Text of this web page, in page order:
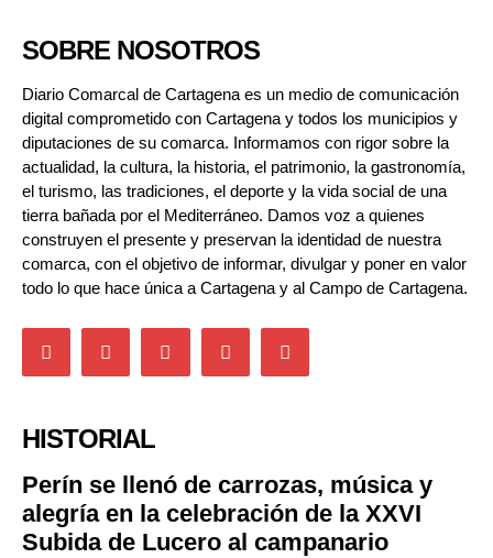
SOBRE NOSOTROS
Diario Comarcal de Cartagena es un medio de comunicación
digital comprometido con Cartagena y todos los municipios y
diputaciones de su comarca. Informamos con rigor sobre la
actualidad, la cultura, la historia, el patrimonio, la gastronomía,
el turismo, las tradiciones, el deporte y la vida social de una
tierra bañada por el Mediterráneo. Damos voz a quienes
construyen el presente y preservan la identidad de nuestra
comarca, con el objetivo de informar, divulgar y poner en valor
todo lo que hace única a Cartagena y al Campo de Cartagena.
HISTORIAL
Perín se llenó de carrozas, música y
alegría en la celebración de la XXVI
Subida de Lucero al campanario